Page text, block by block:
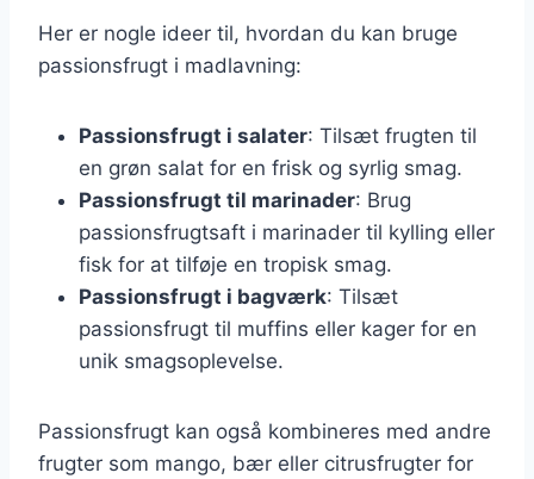
Her er nogle ideer til, hvordan du kan bruge
passionsfrugt i madlavning:
Passionsfrugt i salater: Tilsæt frugten til
en grøn salat for en frisk og syrlig smag.
Passionsfrugt til marinader: Brug
passionsfrugtsaft i marinader til kylling eller
fisk for at tilføje en tropisk smag.
Passionsfrugt i bagværk: Tilsæt
passionsfrugt til muffins eller kager for en
unik smagsoplevelse.
Passionsfrugt kan også kombineres med andre
frugter som mango, bær eller citrusfrugter for